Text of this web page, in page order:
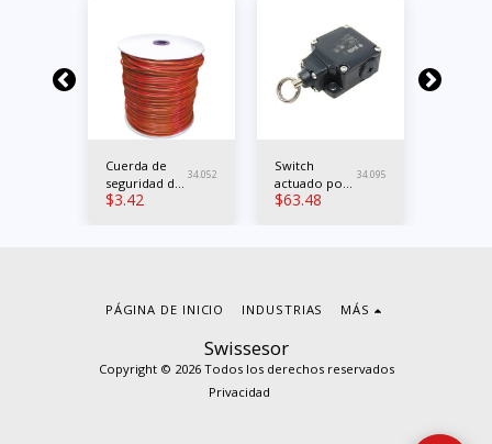
Cuerda de
seguridad de
acero
34.052
$3.42
Switch
actuado por
cable
34.095
$63.48
Swissesor
Copyright © 2026 Todos los derechos reservados
Privacidad
PÁGINA DE INICIO INDUSTRIAS MÁS